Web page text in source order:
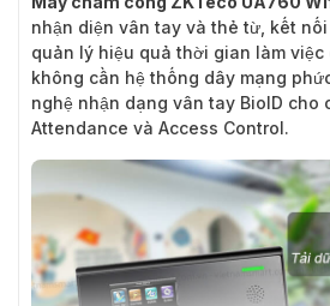
nhận diện vân tay và thẻ từ, kết
quản lý hiệu quả thời gian làm việc
không cần hệ thống dây mạng
nghệ nhận dạng vân tay BioID cho
Attendance và Access Control.